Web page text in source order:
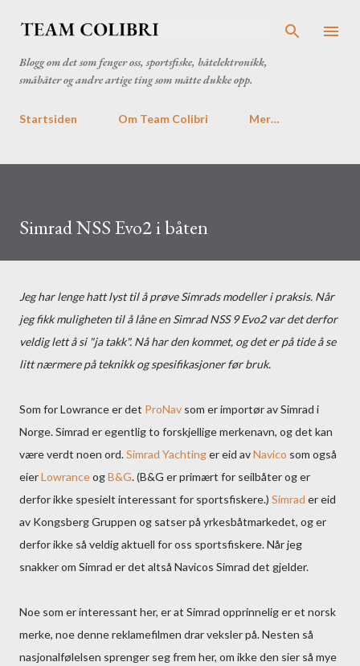
Blogg om det som fenger oss, sportsfiske, båtelektronikk,
småbåter og andre artige ting som måtte dukke opp.
Startsiden Om Team Colibri Mer…
Simrad NSS Evo2 i båten
Jeg har lenge hatt lyst til å prøve Simrads modeller i praksis. Når
jeg fikk muligheten til å låne en Simrad NSS 9 Evo2 var det derfor
veldig lett å si "ja takk". Nå har den kommet, og det er på tide å se
litt nærmere på teknikk og spesifikasjoner før bruk.
Som for Lowrance er det ProNav som er importør av Simrad i
Norge. Simrad er egentlig to forskjellige merkenavn, og det kan
være verdt noen ord.Simrad Yachtinger eid avNavico som også
eierLowranceogB&G. (B&G er primært for seilbåter og er
derfor ikke spesielt interessant for sportsfiskere.) Simrad er eid
av Kongsberg Gruppen og satser på yrkesbåtmarkedet, og er
derfor ikke så veldig aktuell for oss sportsfiskere. Når jeg
snakker om Simrad er det altså Navicos Simrad det gjelder.
Noe som er interessant her, er at Simrad opprinnelig er et norsk
merke, noe denne reklamefilmen drar veksler på. Nesten så
nasjonalfølelsen sprenger seg frem her, om ikke den sier så mye